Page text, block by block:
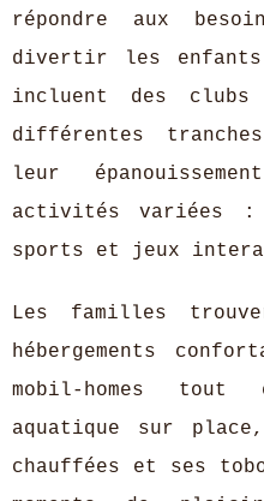
répondre aux
divertir les
incluent des clubs
différentes
leur
activités variées
sports et jeux
Les familles
hébergements
mobil-homes
aquatique sur
chauffées et ses